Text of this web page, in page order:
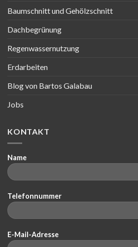
Baumschnitt und Gehölzschnitt
Dachbegrünung
Regenwassernutzung
Erdarbeiten
Blog von Bartos Galabau
Jobs
KONTAKT
Name
Telefonnummer
E-Mail-Adresse